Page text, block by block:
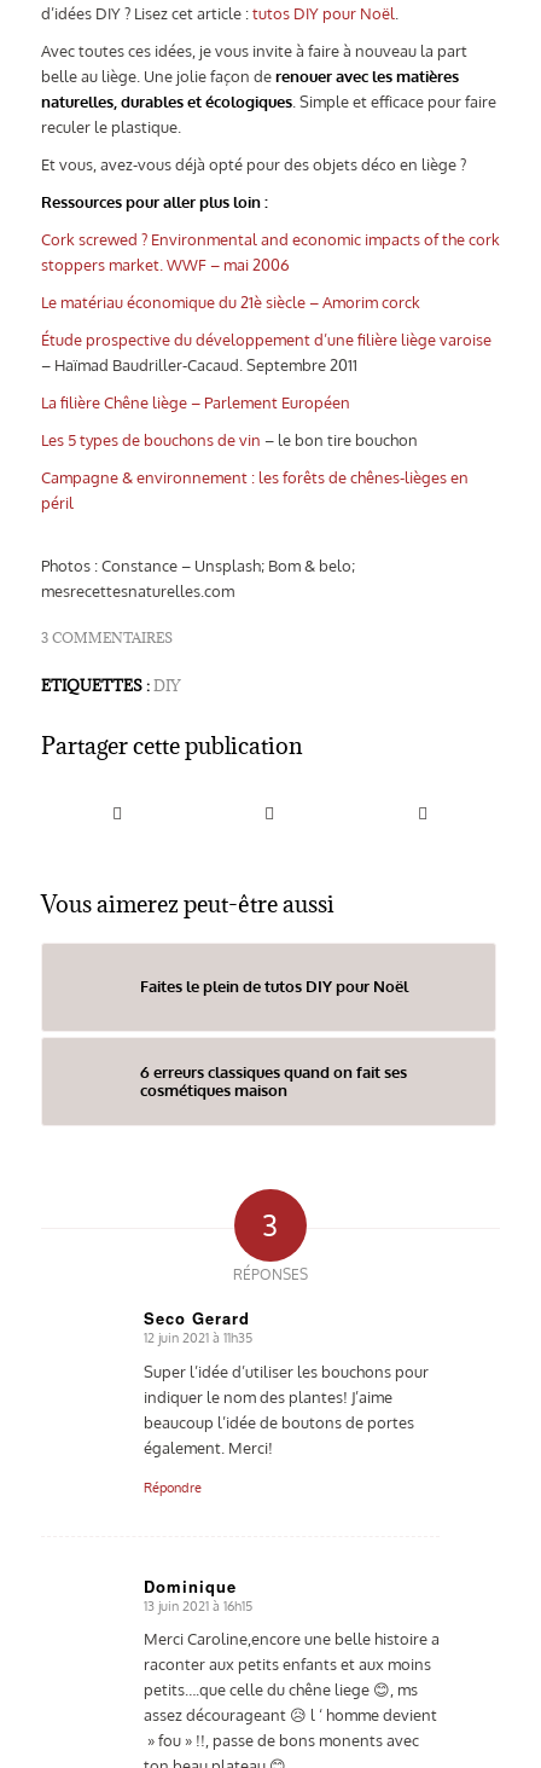
d’idées DIY ? Lisez cet article :tutos DIY pour Noël.
Avec toutes ces idées, je vous invite à faire à nouveau la part
belle au liège. Une jolie façon derenouer avec les matières
naturelles, durables et écologiques. Simple et efficace pour faire
reculer le plastique.
Et vous, avez-vous déjà opté pour des objets déco en liège ?
Ressources pour aller plus loin :
Cork screwed ? Environmental and economic impacts of the cork
stoppers market. WWF – mai 2006
Le matériau économique du 21è siècle – Amorim corck
Étude prospective du développement d’une filière liège varoise
– Haïmad Baudriller-Cacaud. Septembre 2011
La filière Chêne liège – Parlement Européen
Les 5 types de bouchons de vin – le bon tire bouchon
Campagne & environnement : les forêts de chênes-lièges en
péril
Photos :Constance – Unsplash; Bom & belo;
mesrecettesnaturelles.com
3 COMMENTAIRES
ETIQUETTES : DIY
Partager cette publication
Vous aimerez peut-être aussi
Faites le plein de tutos DIY pour Noël
6 erreurs classiques quand on fait ses
cosmétiques maison
3
RÉPONSES
Seco Gerard
dit
12 juin 2021 à 11h35
Super l’idée d’utiliser les bouchons pour
indiquer le nom des plantes! J’aime
beaucoup l’idée de boutons de portes
également. Merci!
Répondre
Dominique
dit
13 juin 2021 à 16h15
Merci Caroline,encore une belle histoire a
raconter aux petits enfants et aux moins
petits….que celle du chêne liege 😊, ms
assez décourageant 😥 l ‘ homme devient
» fou » !!, passe de bons monents avec